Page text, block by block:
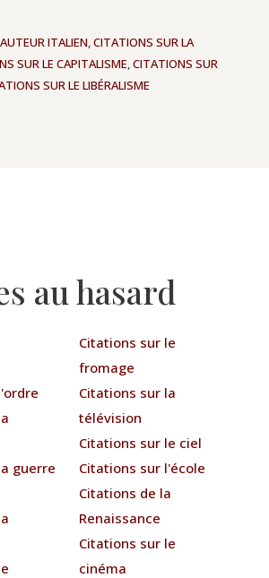
ITALIEN,CITATIONS SUR LA
SUR LE CAPITALISME,CITATIONS SUR
SUR LE LIBÉRALISME
au hasard
guerre
Citations sur le
fromage
Citations sur la
télévision
Citations sur le ciel
Citations sur l'école
Citations de la
Renaissance
Citations sur le
cinéma